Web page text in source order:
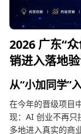
2026 广东“
销进入落地
从“小加同学”
在今年的晋级项目
现：AI 创业不再只
多地进入真实的商